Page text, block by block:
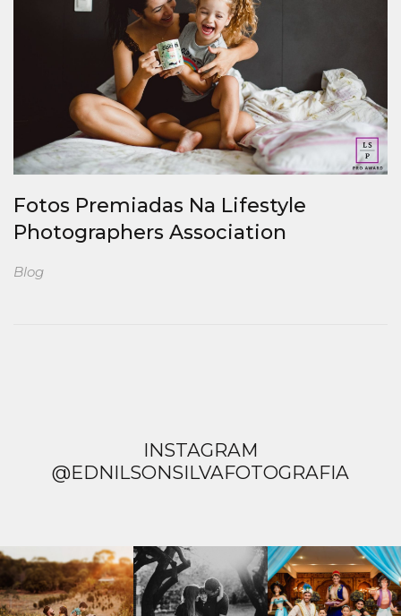
Fotos Premiadas Na Lifestyle
Photographers Association
Blog
INSTAGRAM
@EDNILSONSILVAFOTOGRAFIA